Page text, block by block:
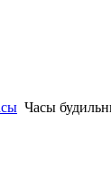
Часы